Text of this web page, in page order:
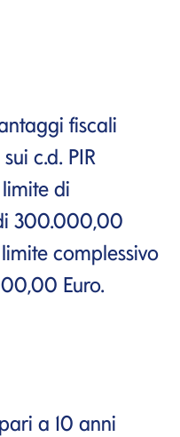
fiscali
c.d. PIR
di
300.000,00
complessivo
Euro.
a 10 anni